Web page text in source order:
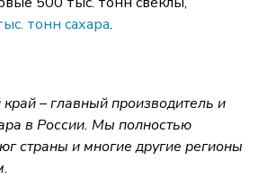
тонн сахара.
– главный производитель и
в России. Мы полностью
страны и многие другие регионы